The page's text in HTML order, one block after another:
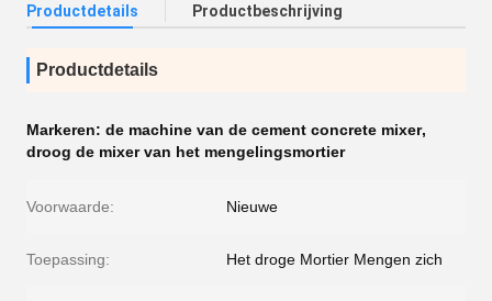
Productdetails Productbeschrijving
Productdetails
Markeren: de machine van de cement concrete mixer,
droog de mixer van het mengelingsmortier
Voorwaarde: Nieuwe
Toepassing: Het droge Mortier Mengen zich